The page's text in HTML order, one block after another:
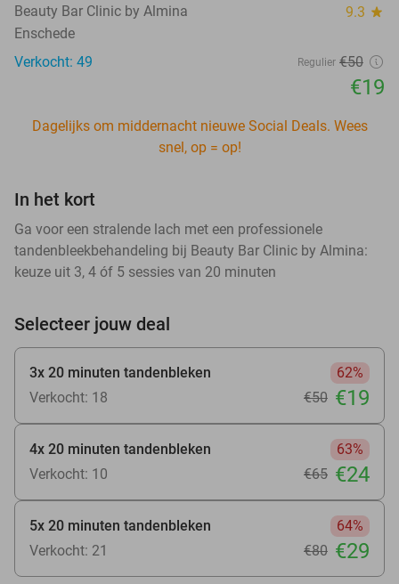
Beauty Bar Clinic by Almina 9.3 star
Enschede
Verkocht: 49
Regulier €50
€19
Dagelijks om middernacht nieuwe Social Deals. Wees
snel, op = op!
In het kort
Ga voor een stralende lach met een professionele
tandenbleekbehandeling bij Beauty Bar Clinic by Almina:
keuze uit 3, 4 óf 5 sessies van 20 minuten
Selecteer jouw deal
3x 20 minuten tandenbleken
62%
Verkocht: 18
€50 €19
4x 20 minuten tandenbleken
63%
Verkocht: 10
€65 €24
5x 20 minuten tandenbleken
64%
Verkocht: 21
€80 €29